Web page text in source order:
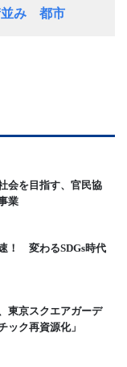
み 都市
会を目指す、官民協
業
！ 変わるSDGs時代
東京スクエアガーデ
ック再資源化」